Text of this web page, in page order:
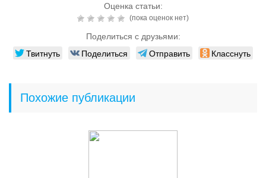
Оценка статьи:
(пока оценок нет)
Поделиться с друзьями:
Твитнуть Поделиться Отправить Класснуть
Похожие публикации